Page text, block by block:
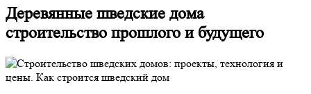
Деревянные шведские дома
строительство прошлого и будущего